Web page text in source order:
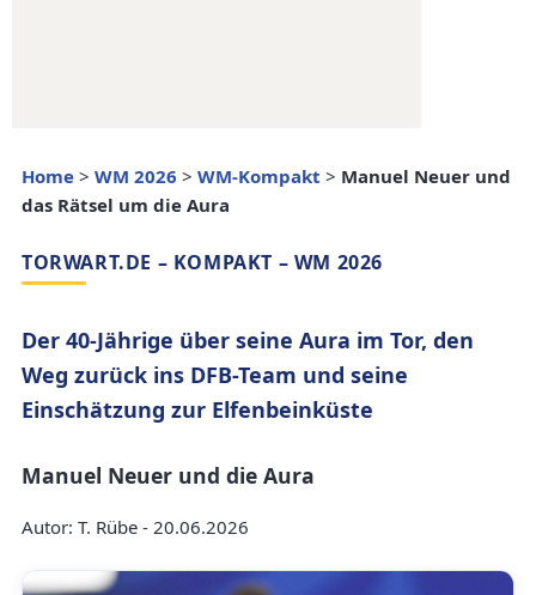
Home > WM 2026 > WM-Kompakt > Manuel Neuer und
das Rätsel um die Aura
TORWART.DE – KOMPAKT – WM 2026
Der 40-Jährige über seine Aura im Tor, den
Weg zurück ins DFB-Team und seine
Einschätzung zur Elfenbeinküste
Manuel Neuer und die Aura
Autor: T. Rübe - 20.06.2026